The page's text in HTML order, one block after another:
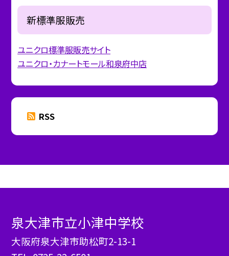
新標準服販売
ユニクロ標準服販売サイト
ユニクロ・カナートモール和泉府中店
RSS
泉大津市立小津中学校
大阪府泉大津市助松町2-13-1